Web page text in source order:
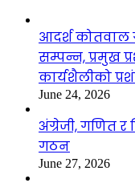
आदर्श कोतवाल
सम्पन्न, प्रमुख
कार्यशैलीको
June 24, 2026
अंग्रेजी, गणित र
गठन
June 27, 2026